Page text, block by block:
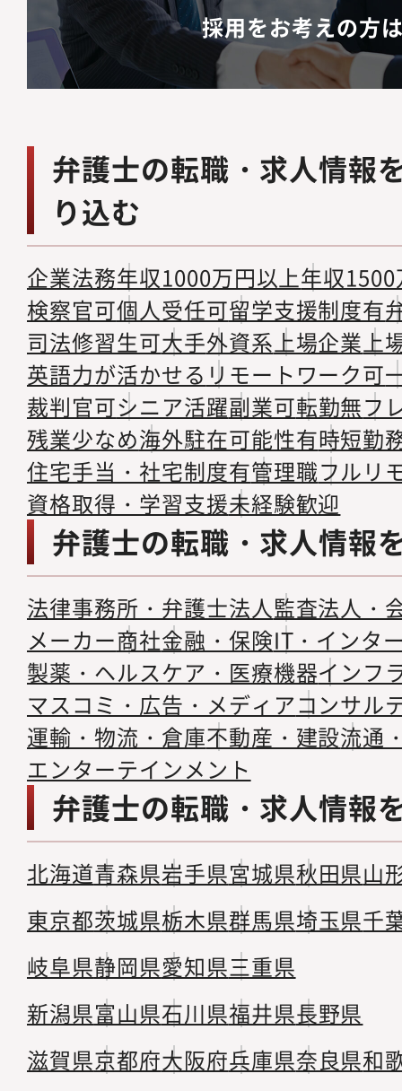
採用をお考えの方
弁護士の転職・求人情報
り込む
企業法務年収1000万円以上年収
検察官可個人受任可留学支援制度有
司法修習生可大手外資系上場企業上
英語力が活かせる リモートワーク可
裁判官可シニア活躍副業可転勤無フ
残業少なめ海外駐在可能性有時短勤
住宅手当・社宅制度有管理職フルリ
資格取得・学習支援未経験歓迎
弁護士の転職・求人情報
法律事務所・弁護士法人監査法人・
メーカー商社金融・保険IT・インタ
製薬・ヘルスケア・医療機器インフ
マスコミ・広告・メディアコンサル
運輸・物流・倉庫不動産・建設流通
エンターテインメント
弁護士の転職・求人情報
北海道青森県岩手県宮城県秋田県山
東京都茨城県栃木県群馬県埼玉県千
岐阜県静岡県愛知県三重県
新潟県富山県石川県福井県長野県
滋賀県京都府大阪府兵庫県奈良県和